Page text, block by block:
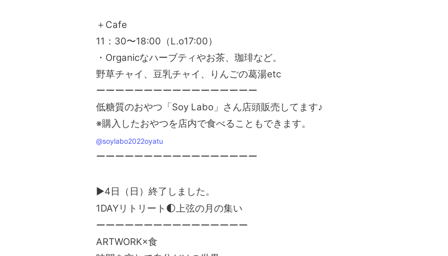
＋Cafe
11：30〜18:00（L.o17:00）
・Organicなハーブティやお茶、珈琲など。
野草チャイ、豆乳チャイ、りんごの葛湯etc
ーーーーーーーーーーーーーーーーー
低糖質のおやつ「Soy Labo」さん店頭販売してます♪
※購入したおやつを店内で食べることもできます。
@soylabo2022oyatu
ーーーーーーーーーーーーーーーーー
▶4日（日）終了しました。
1DAYリトリート🌓上弦の月の集い
ーーーーーーーーーーーーーーーー
ARTWORK×食